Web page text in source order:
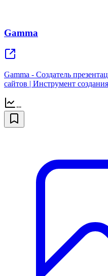
Gamma
Gamma - Создатель
сайтов | Инструмент
--